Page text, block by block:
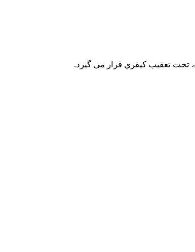
تحت تعقیب کیفري قرار می گیرد.